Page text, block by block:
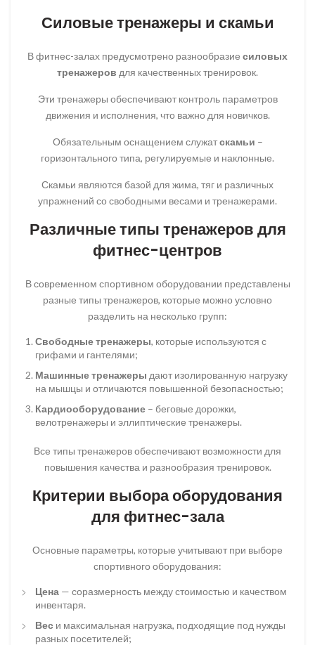
Силовые тренажеры и скамьи
В фитнес-залах предусмотрено разнообразие силовых
тренажеров для качественных тренировок.
Эти тренажеры обеспечивают контроль параметров
движения и исполнения, что важно для новичков.
Обязательным оснащением служатскамьи –
горизонтального типа, регулируемые и наклонные.
Скамьи являются базой для жима, тяг и различных
упражнений со свободными весами и тренажерами.
Различные типы тренажеров для
фитнес-центров
В современном спортивном оборудовании представлены
разные типы тренажеров, которые можно условно
разделить на несколько групп:
Свободные тренажеры, которые используются с
грифами и гантелями;
Машинные тренажеры дают изолированную нагрузку
на мышцы и отличаются повышенной безопасностью;
Кардиооборудование – беговые дорожки,
велотренажеры и эллиптические тренажеры.
Все типы тренажеров обеспечивают возможности для
повышения качества и разнообразия тренировок.
Критерии выбора оборудования
для фитнес-зала
Основные параметры, которые учитывают при выборе
спортивного оборудования:
Цена — соразмерность между стоимостью и качеством
инвентаря.
Вес и максимальная нагрузка, подходящие под нужды
разных посетителей;